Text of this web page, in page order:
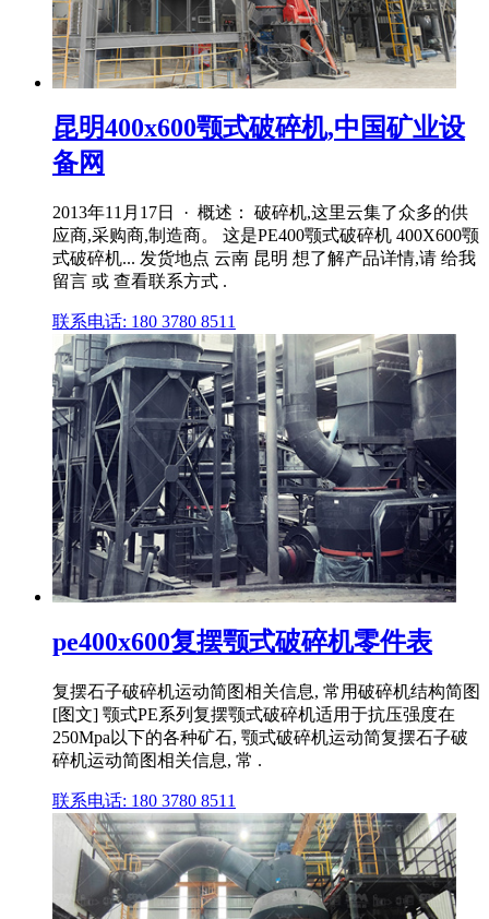
昆明400x600颚式破碎机,中国矿业设
备网
2013年11月17日 · 概述： 破碎机,这里云集了众多的供
应商,采购商,制造商。 这是PE400颚式破碎机 400X600颚
式破碎机... 发货地点 云南 昆明 想了解产品详情,请 给我
留言 或 查看联系方式 .
联系电话: 180 3780 8511
pe400x600复摆颚式破碎机零件表
复摆石子破碎机运动简图相关信息, 常用破碎机结构简图
[图文] 颚式PE系列复摆颚式破碎机适用于抗压强度在
250Mpa以下的各种矿石, 颚式破碎机运动简复摆石子破
碎机运动简图相关信息, 常 .
联系电话: 180 3780 8511